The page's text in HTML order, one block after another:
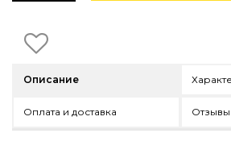
Фитнес и wellness-оборудование
INTERRA — Soft Modern
Описание
Оплата и доставка Отзывы